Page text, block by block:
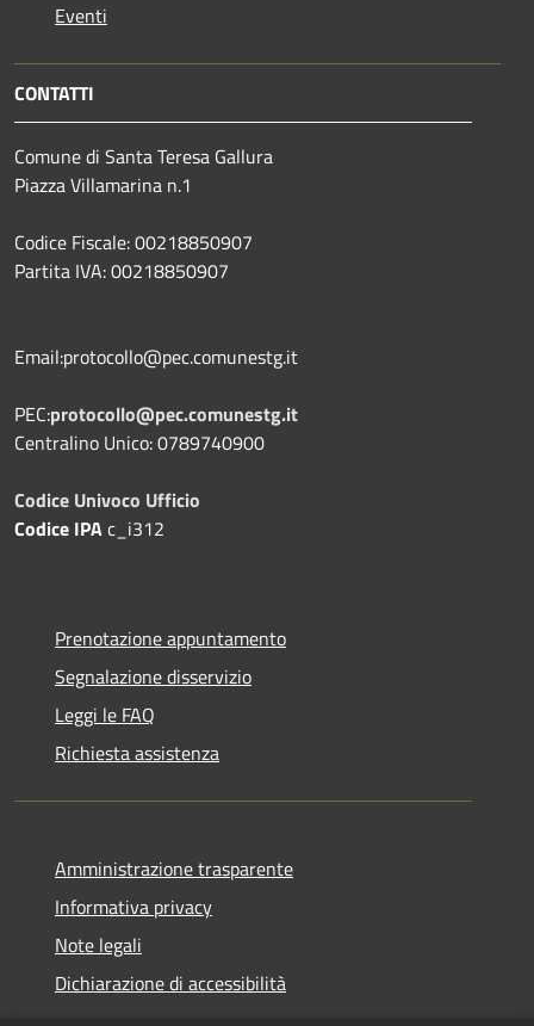
Eventi
CONTATTI
Comune di Santa Teresa Gallura
Piazza Villamarina n.1
Codice Fiscale: 00218850907
Partita IVA: 00218850907
Email:protocollo@pec.comunestg.it
PEC:protocollo@pec.comunestg.it
Centralino Unico: 0789740900
Codice Univoco Ufficio
Codice IPAc_i312
Prenotazione appuntamento
Segnalazione disservizio
Leggi le FAQ
Richiesta assistenza
Amministrazione trasparente
Informativa privacy
Note legali
Dichiarazione di accessibilità